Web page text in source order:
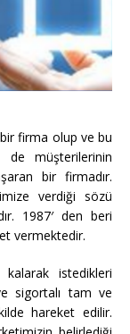
firma olup ve bu
de müşterilerinin
bir firmadır.
verdiği sözü
1987′ den beri
vermektedir.
kalarak istedikleri
sigortalı tam ve
hareket edilir.